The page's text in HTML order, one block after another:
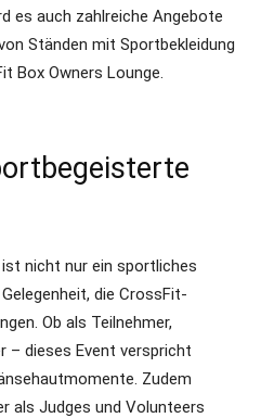
es auch zahlreiche Angebote
Ständen mit Sportbekleidung
Box Owners Lounge.
nicht nur ein sportliches
die CrossFit-
Ob als Teilnehmer,
– dieses Event verspricht
Zudem
als Judges und Volunteers